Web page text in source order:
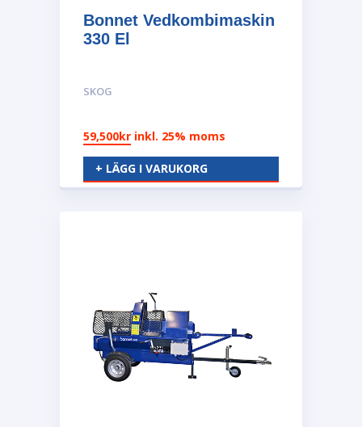
Bonnet Vedkombimaskin
330 El
SKOG
59,500kr inkl. 25% moms
+ LÄGG I VARUKORG